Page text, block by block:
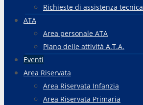
Richieste di assistenza tecnica
ATA
Area personale ATA
Piano delle attività A.T.A.
Eventi
Area Riservata
Area Riservata Infanzia
Area Riservata Primaria